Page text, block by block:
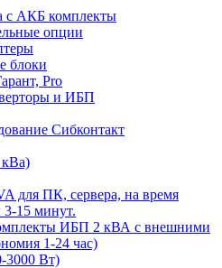
с АКБ комплекты
опции
блоки
Pro
и ИБП
Сибконтакт
для ПК, сервера, на время
15 минут.
ИБП 2 кВА с внешними
1-24 час)
3000 Вт)